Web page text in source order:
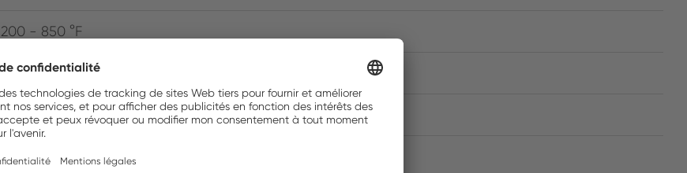
200 - 850 °F
RTWMS
Conical
Oui